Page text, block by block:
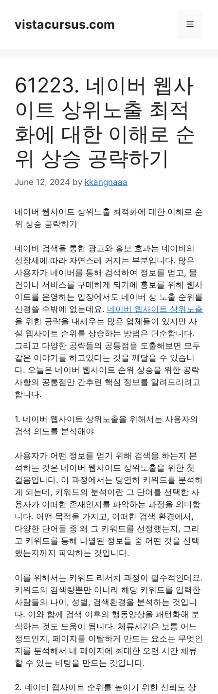
contentvistacursus.com Menu
61223. 네이버 웹사
이트 상위노출 최적
화에 대한 이해로 순
위 상승 공략하기
June 12, 2024 by kkangnaaa
네이버 웹사이트 상위노출 최적화에 대한 이해로 순
위 상승 공략하기
네이버 검색을 통한 광고와 홍보 효과는 네이버의
성장세에 따라 자연스레 커지는 부분입니다. 많은
사용자가 네이버를 통해 검색하여 정보를 얻고, 물
건이나 서비스를 구매하게 되기에 홍보를 위해 웹사
이트를 운영하는 입장에서도 네이버 상 노출 순위를
신경쓸 수밖에 없는데요. 네이버 웹사이트 상위노출
을 위한 공략을 내세우는 많은 업체들이 있지만 사
실 웹사이트 순위를 상승하는 방법은 단순합니다.
그리고 다양한 공략들의 공통점을 도출해보면 모두
같은 이야기를 하고있다는 것을 깨달을 수 있습니
다. 오늘은 네이버 웹사이트 순위 상승을 위한 공략
사항의 공통점만 간추린 핵심 정보를 알려드리려고
합니다.
1. 네이버 웹사이트 상위노출을 위해서는 사용자의
검색 의도를 분석해야
사용자가 어떤 정보를 얻기 위해 검색을 하는지 분
석하는 것은 네이버 웹사이트 상위노출을 위한 첫
걸음입니다. 이 과정에서는 당연히 키워드를 분석하
게 되는데, 키워드의 분석이란 그 단어를 선택한 사
용자가 어떠한 존재인지를 파악하는 과정을 의미합
니다. 어떤 목적을 가지고, 어떠한 검색 환경에서,
다양한 단어들 중 왜 그 키워드를 선정했는지, 그리
고 키워드를 통해 나열된 정보들 중 어떤 것을 선택
했는지까지 파악하는 것입니다.
이를 위해서는 키워드 리서치 과정이 필수적인데요.
키워드의 검색량뿐만 아니라 해당 키워드를 입력한
사람들의 나이, 성별, 검색환경을 분석하는 것입니
다. 이와 함께 검색 이후의 행동양상을 패턴화해 분
석하는 것도 도움이 됩니다. 체류시간은 보통 어느
정도인지, 페이지를 이탈하게 만드는 요소는 무엇인
지를 분석해서 내 페이지에 최대한 오랜 시간 체류
할 수 있는 바탕을 만드는 것입니다.
2. 네이버 웹사이트 순위를 높이기 위한 신뢰도 상